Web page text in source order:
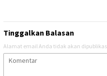
Tinggalkan Balasan
Alamat email Anda tidak akan